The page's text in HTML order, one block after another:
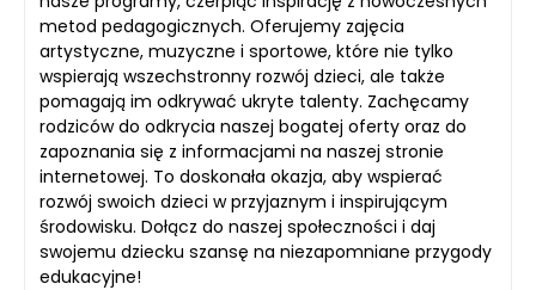
metod pedagogicznych. Oferujemy zajęcia
artystyczne, muzyczne i sportowe, które nie tylko
wspierają wszechstronny rozwój dzieci, ale także
pomagają im odkrywać ukryte talenty. Zachęcamy
rodziców do odkrycia naszej bogatej oferty oraz do
zapoznania się z informacjami na naszej stronie
internetowej. To doskonała okazja, aby wspierać
rozwój swoich dzieci w przyjaznym i inspirującym
środowisku. Dołącz do naszej społeczności i daj
swojemu dziecku szansę na niezapomniane przygody
edukacyjne!